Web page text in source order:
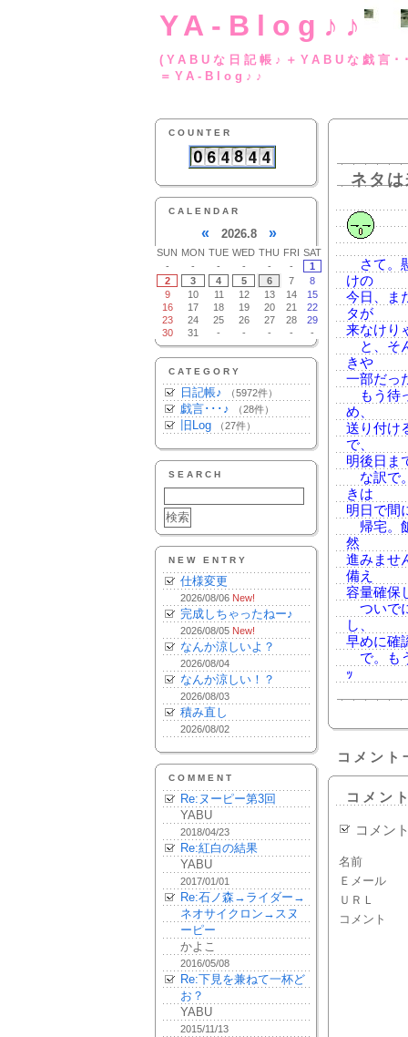
YA-Blog♪♪
(YABUな日記帳♪
＝YA-Blog♪♪
COUNTER
CALENDAR
« 2026.8 »
SUN MON TUE WED THU FRI SAT
-
- - - - -
1
2
3 4 5 6 7
8
9
10 11 12 13 14
15
16
17 18 19 20 21
22
23
24 25 26 27 28
29
30
31 - - - - -
CATEGORY
日記帳♪ （5972件）
戯言･･･♪ （28件）
旧Log （27件）
SEARCH
NEW ENTRY
仕様変更
2026/08/06 New!
完成しちゃったねー♪
2026/08/05 New!
なんか涼しいよ？
2026/08/04
なんか涼しい！？
2026/08/03
積み直し
2026/08/02
COMMENT
Re:ヌーピー第3回
YABU
2018/04/23
Re:紅白の結果
YABU
2017/01/01
Re:石ノ森→ライダー→
ネオサイクロン→スヌ
ーピー
かよこ
2016/05/08
Re:下見を兼ねて一杯ど
お？
YABU
2015/11/13
ネタ
さて。
けの
今日、ま
タが
来なけり
と、そ
きや
一部だっ
もう待
め、
送り付け
で、
明後日ま
な訳で
きは
明日で間
帰宅。
然
進みませ
備え
容量確保
ついで
し、
早めに確
で。も
ｯ
コメント
コメン
コメン
名前
Ｅメール
ＵＲＬ
コメント